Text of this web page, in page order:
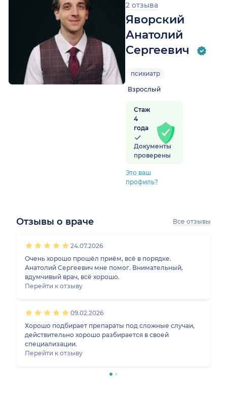
Яворский
Анатолий
Сергеевич
2 отзыва
психиатр
Взрослый
Стаж
4
года
Документы
проверены
Это ваш
профиль?
Отзывы о враче Все отзывы
24.07.2026
Очень хорошо прошёл приём, всё в порядке.
Анатолий Сергеевич мне помог. Внимательный,
вдумчивый врач, всё хорошо.
Перейти к отзыву
09.02.2026
Хорошо подбирает препараты под сложные случаи,
действительно хорошо разбирается в своей
специализации.
Перейти к отзыву